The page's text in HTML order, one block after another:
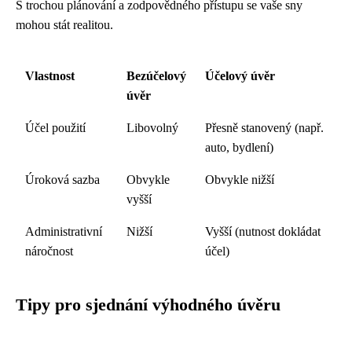
S trochou plánování a zodpovědného přístupu se vaše sny
mohou stát realitou.
Vlastnost
Bezúčelový
úvěr
Účelový úvěr
Účel použití Libovolný
Přesně stanovený (např.
auto, bydlení)
Úroková sazba
Obvykle
vyšší
Obvykle nižší
Administrativní
náročnost
Nižší
Vyšší (nutnost dokládat
účel)
Tipy pro sjednání výhodného úvěru